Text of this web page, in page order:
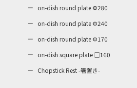
on-dish round plate Φ280
on-dish round plate Φ240
on-dish round plate Φ170
on-dish square plate □160
Chopstick Rest-箸置き-